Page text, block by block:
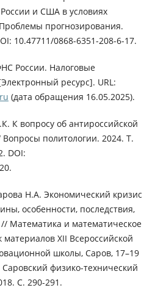
и США в условиях
прогнозирования.
10.47711/0868-6351-208-6-17.
России. Налоговые
ресурс]. URL:
(дата обращения 16.05.2025).
К вопросу об антироссийской
политологии. 2024. Т.
DOI:
Н.А. Экономический кризис
особенности, последствия,
Математика и математическое
XII Всероссийской
школы, Саров, 17–19
физико-технический
С. 290-291.